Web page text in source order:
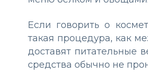
Если говорить о
такая процедура, как
доставят питательные
средства обычно не